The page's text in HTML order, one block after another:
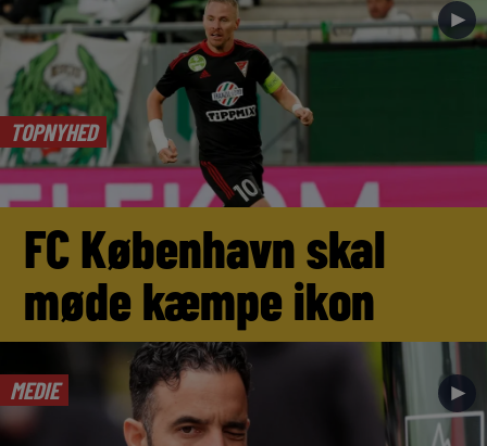
TOPNYHED
►
FC København skal
møde kæmpe ikon
MEDIE ►